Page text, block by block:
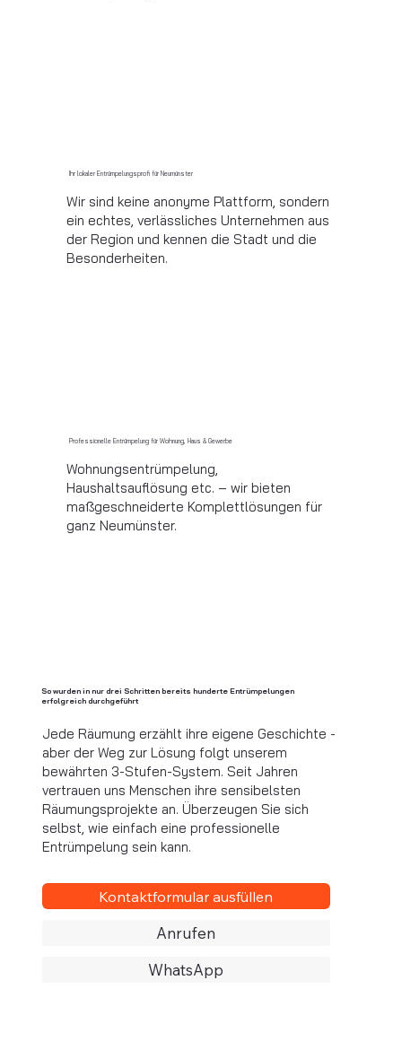
Ihr lokaler Entrümpelungsprofi für Neumünster
Wir sind keine anonyme Plattform, sondern
ein echtes, verlässliches Unternehmen aus
der Region und kennen die Stadt und die
Besonderheiten.
Professionelle Entrümpelung für Wohnung, Haus & Gewerbe
Wohnungsentrümpelung,
Haushaltsauflösung etc. – wir bieten
maßgeschneiderte Komplettlösungen für
ganz Neumünster.
So wurden in nur drei Schritten bereits hunderte Entrümpelungen
erfolgreich durchgeführt
Jede Räumung erzählt ihre eigene Geschichte -
aber der Weg zur Lösung folgt unserem
bewährten 3-Stufen-System. Seit Jahren
vertrauen uns Menschen ihre sensibelsten
Räumungsprojekte an. Überzeugen Sie sich
selbst, wie einfach eine professionelle
Entrümpelung sein kann.
Kontaktformular ausfüllen
Anrufen
WhatsApp